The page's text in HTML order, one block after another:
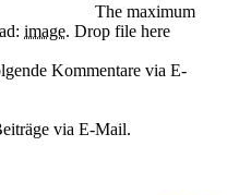
The maximum
image. Drop file here
Kommentare via E-
via E-Mail.